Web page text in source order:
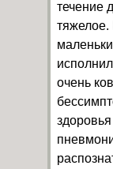
течение
тяжелое.
очень